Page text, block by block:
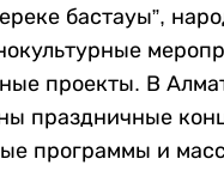
бастауы”,
проекты. В
праздничные
программы и